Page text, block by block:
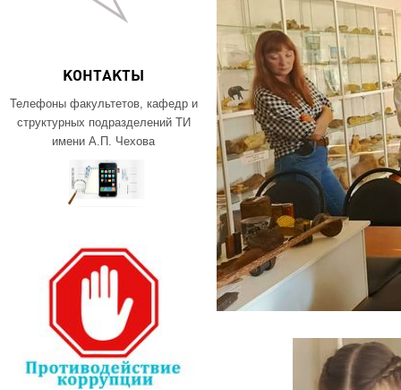
КОНТАКТЫ
Телефоны факультетов, кафедр и
структурных подразделений ТИ
имени А.П. Чехова